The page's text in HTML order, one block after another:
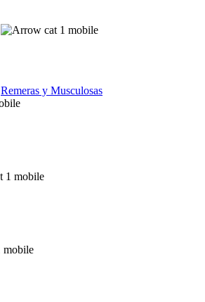
Remeras y Musculosas